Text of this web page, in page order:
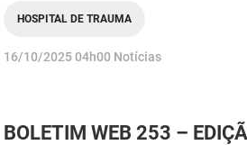
HOSPITAL DE TRAUMA
publicado
16/10/202504h00 Notícias
BOLETIM WEB 253 –